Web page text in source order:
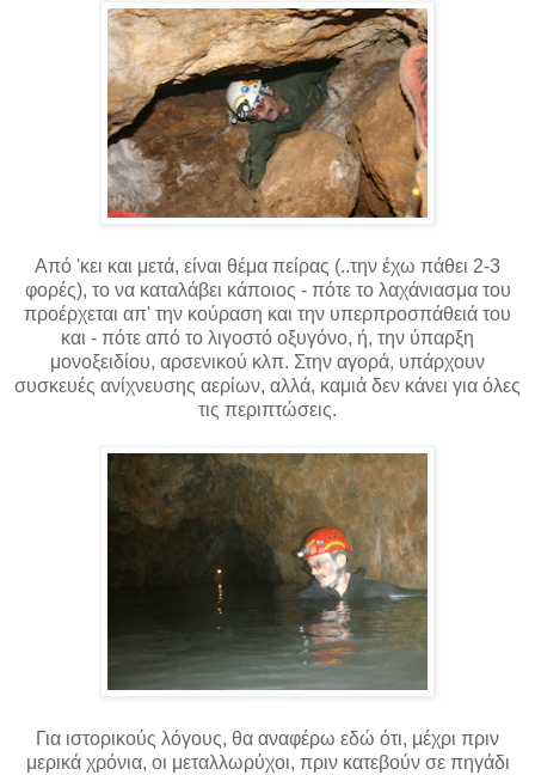
Από 'κει και μετά, είναι θέμα πείρας (..την έχω πάθει 2-3
φορές), το να καταλάβει κάποιος - πότε το λαχάνιασμα του
προέρχεται απ' την κούραση και την υπερπροσπάθειά του
και - πότε από το λιγοστό οξυγόνο, ή, την ύπαρξη
μονοξειδίου, αρσενικού κλπ. Στην αγορά, υπάρχουν
συσκευές ανίχνευσης αερίων, αλλά, καμιά δεν κάνει για όλες
τις περιπτώσεις.
Για ιστορικούς λόγους, θα αναφέρω εδώ ότι, μέχρι πριν
μερικά χρόνια, οι μεταλλωρύχοι, πριν κατεβούν σε πηγάδι